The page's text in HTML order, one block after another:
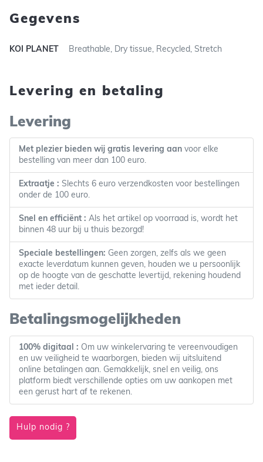
Gegevens
KOI PLANET Breathable, Dry tissue, Recycled, Stretch
Levering en betaling
Levering
Met plezier bieden wij gratis levering aan voor elke
bestelling van meer dan 100 euro.
Extraatje : Slechts 6 euro verzendkosten voor bestellingen
onder de 100 euro.
Snel en efficiënt : Als het artikel op voorraad is, wordt het
binnen 48 uur bij u thuis bezorgd!
Speciale bestellingen: Geen zorgen, zelfs als we geen
exacte leverdatum kunnen geven, houden we u persoonlijk
op de hoogte van de geschatte levertijd, rekening houdend
met ieder detail.
Betalingsmogelijkheden
100% digitaal : Om uw winkelervaring te vereenvoudigen
en uw veiligheid te waarborgen, bieden wij uitsluitend
online betalingen aan. Gemakkelijk, snel en veilig, ons
platform biedt verschillende opties om uw aankopen met
een gerust hart af te rekenen.
Hulp nodig ?